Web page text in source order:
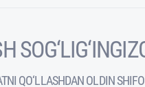
QO‘LLASHDAN OLDIN